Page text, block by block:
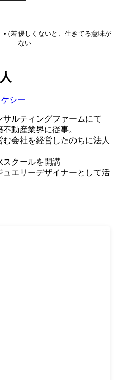
（若優しくないと、生きてる意味が
ない
シー
ルティングファームにて
動産業界に従事。
会社を経営したのちに法人
スクールを開講
エリーデザイナーとして活